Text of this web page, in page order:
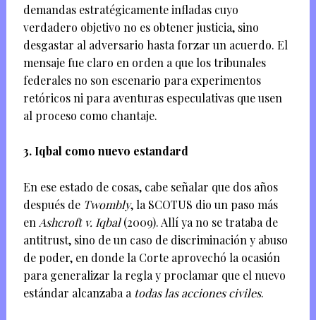
demandas estratégicamente infladas cuyo
verdadero objetivo no es obtener justicia, sino
desgastar al adversario hasta forzar un acuerdo. El
mensaje fue claro en orden a que los tribunales
federales no son escenario para experimentos
retóricos ni para aventuras especulativas que usen
al proceso como chantaje.
3. Iqbal como nuevo estandard
En ese estado de cosas, cabe señalar que dos años
después de Twombly, la SCOTUS dio un paso más
en Ashcroft v. Iqbal(2009). Allí ya no se trataba de
antitrust, sino de un caso de discriminación y abuso
de poder, en donde la Corte aprovechó la ocasión
para generalizar la regla y proclamar que el nuevo
estándar alcanzaba a todas las acciones civiles.